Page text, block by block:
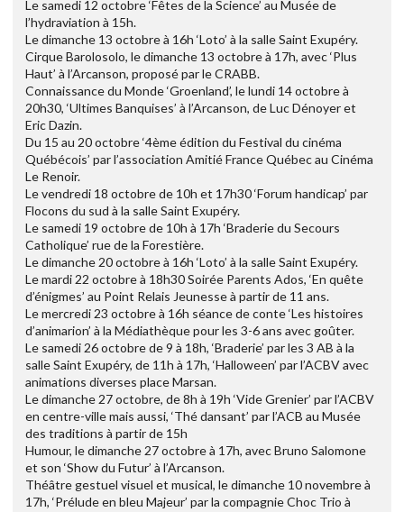
Le samedi 12 octobre ‘Fêtes de la Science’ au Musée de
l’hydraviation à 15h.
Le dimanche 13 octobre à 16h ‘Loto’ à la salle Saint Exupéry.
Cirque Barolosolo, le dimanche 13 octobre à 17h, avec ‘Plus
Haut’ à l’Arcanson, proposé par le CRABB.
Connaissance du Monde ‘Groenland’, le lundi 14 octobre à
20h30, ‘Ultimes Banquises’ à l’Arcanson, de Luc Dénoyer et
Eric Dazin.
Du 15 au 20 octobre ‘4ème édition du Festival du cinéma
Québécois’ par l’association Amitié France Québec au Cinéma
Le Renoir.
Le vendredi 18 octobre de 10h et 17h30 ‘Forum handicap’ par
Flocons du sud à la salle Saint Exupéry.
Le samedi 19 octobre de 10h à 17h ‘Braderie du Secours
Catholique’ rue de la Forestière.
Le dimanche 20 octobre à 16h ‘Loto’ à la salle Saint Exupéry.
Le mardi 22 octobre à 18h30 Soirée Parents Ados, ‘En quête
d’énigmes’ au Point Relais Jeunesse à partir de 11 ans.
Le mercredi 23 octobre à 16h séance de conte ‘Les histoires
d’animarion’ à la Médiathèque pour les 3-6 ans avec goûter.
Le samedi 26 octobre de 9 à 18h, ‘Braderie’ par les 3 AB à la
salle Saint Exupéry, de 11h à 17h, ‘Halloween’ par l’ACBV avec
animations diverses place Marsan.
Le dimanche 27 octobre, de 8h à 19h ‘Vide Grenier’ par l’ACBV
en centre-ville mais aussi, ‘Thé dansant’ par l’ACB au Musée
des traditions à partir de 15h
Humour, le dimanche 27 octobre à 17h, avec Bruno Salomone
et son ‘Show du Futur’ à l’Arcanson.
Théâtre gestuel visuel et musical, le dimanche 10 novembre à
17h, ‘Prélude en bleu Majeur’ par la compagnie Choc Trio à